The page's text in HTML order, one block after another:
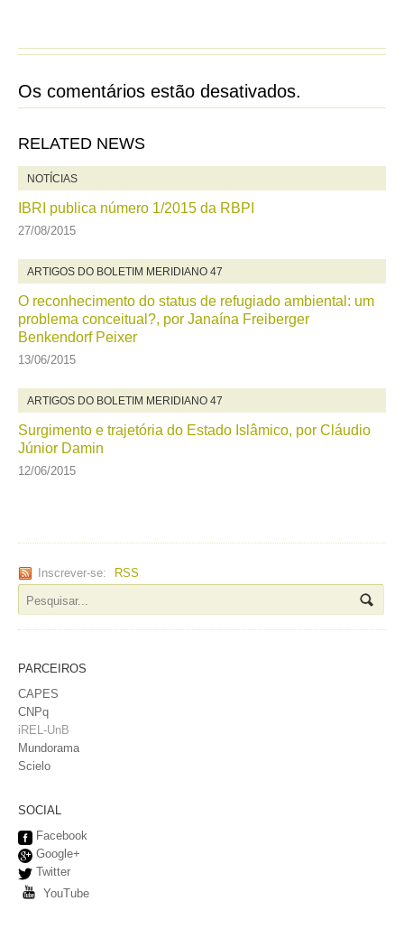
Os comentários estão desativados.
RELATED NEWS
NOTÍCIAS
IBRI publica número 1/2015 da RBPI
27/08/2015
ARTIGOS DO BOLETIM MERIDIANO 47
O reconhecimento do status de refugiado ambiental: um
problema conceitual?, por Janaína Freiberger
Benkendorf Peixer
13/06/2015
ARTIGOS DO BOLETIM MERIDIANO 47
Surgimento e trajetória do Estado Islâmico, por Cláudio
Júnior Damin
12/06/2015
Inscrever-se: RSS
PARCEIROS
CAPES
CNPq
iREL-UnB
Mundorama
Scielo
SOCIAL
Facebook
Google+
Twitter
YouTube